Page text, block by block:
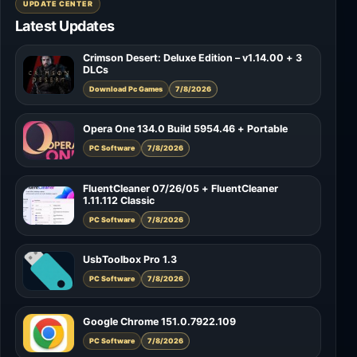
UPDATE CENTER
Latest Updates
Crimson Desert: Deluxe Edition – v1.14.00 + 3
DLCs
Download Pc Games 7/8/2026
Opera One 134.0 Build 5954.46 + Portable
PC Software 7/8/2026
FluentCleaner 07/26/05 + FluentCleaner
1.11.112 Classic
PC Software 7/8/2026
UsbToolbox Pro 1.3
PC Software 7/8/2026
Google Chrome 151.0.7922.109
PC Software 7/8/2026